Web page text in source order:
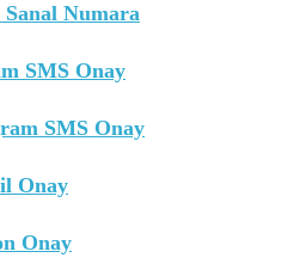
Numara
SMS Onay
SMS Onay
Onay
Onay